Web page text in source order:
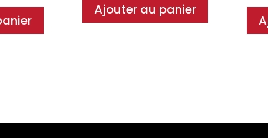
Ajouter au panier